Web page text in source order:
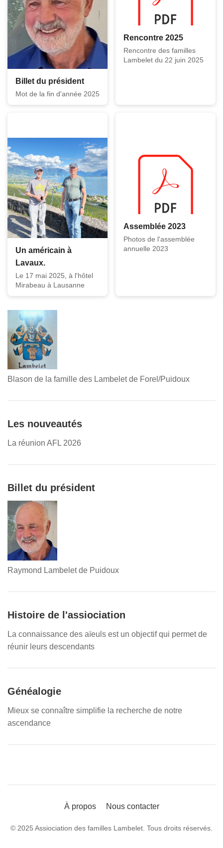
Billet du président
Mot de la fin d'année 2025
Rencontre 2025
Rencontre des familles
Lambelet du 22 juin 2025
Un américain à
Lavaux.
Le 17 mai 2025, à l'hôtel
Mirabeau à Lausanne
Assemblée 2023
Photos de l'assemblée
annuelle 2023
Blason de la famille des Lambelet de Forel/Puidoux
Les nouveautés
La réunion AFL 2026
Billet du président
Raymond Lambelet de Puidoux
Histoire de l'assiociation
La connaissance des aïeuls est un objectif qui permet de
réunir leurs descendants
Généalogie
Mieux se connaître simplifie la recherche de notre
ascendance
À propos Nous contacter
© 2025 Assiociation des familles Lambelet. Tous droits réservés.